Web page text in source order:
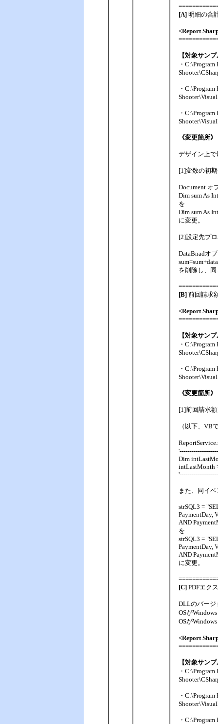
[A] 明細の合
<Report
【対象サン
・
・
・
《変更箇所》
デザイン上
[1]変数の初
Document オ
Dim sum As
を
Dim sum As
に変更。
[2]設定先プ
DataBnadオ
を削除し、
[B] 前回請求
<Report
【対象サン
・
・
《変更箇所》
[1]前回請求
（以下、VB
Dim
intLastMonth
また、同イ
strSQL3 =
PaymentDay,
AND
を
strSQL3 =
PaymentDay,
AND
に変更。
[C] PDFエク
DLLのバージ
OSが
OSが
<Report
【対象サン
・
・
・